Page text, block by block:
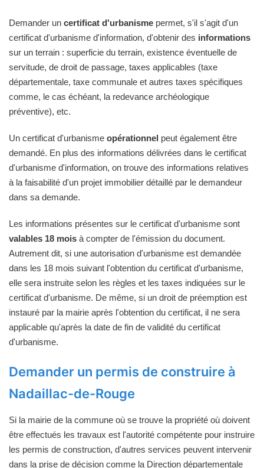
Demander un certificat d'urbanisme permet, s'il s'agit d'un
certificat d'urbanisme d'information, d'obtenir des informations
sur un terrain : superficie du terrain, existence éventuelle de
servitude, de droit de passage, taxes applicables (taxe
départementale, taxe communale et autres taxes spécifiques
comme, le cas échéant, la redevance archéologique
préventive), etc.
Un certificat d'urbanisme opérationnel peut également être
demandé. En plus des informations délivrées dans le certificat
d'urbanisme d'information, on trouve des informations relatives
à la faisabilité d'un projet immobilier détaillé par le demandeur
dans sa demande.
Les informations présentes sur le certificat d'urbanisme sont
valables 18 mois à compter de l'émission du document.
Autrement dit, si une autorisation d'urbanisme est demandée
dans les 18 mois suivant l'obtention du certificat d'urbanisme,
elle sera instruite selon les règles et les taxes indiquées sur le
certificat d'urbanisme. De même, si un droit de préemption est
instauré par la mairie après l'obtention du certificat, il ne sera
applicable qu'après la date de fin de validité du certificat
d'urbanisme.
Demander un permis de construire à
Nadaillac-de-Rouge
Si la mairie de la commune où se trouve la propriété où doivent
être effectués les travaux est l'autorité compétente pour instruire
les permis de construction, d'autres services peuvent intervenir
dans la prise de décision comme la Direction départementale